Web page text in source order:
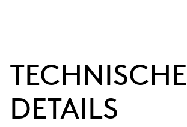
TECHNISCHE
DETAILS